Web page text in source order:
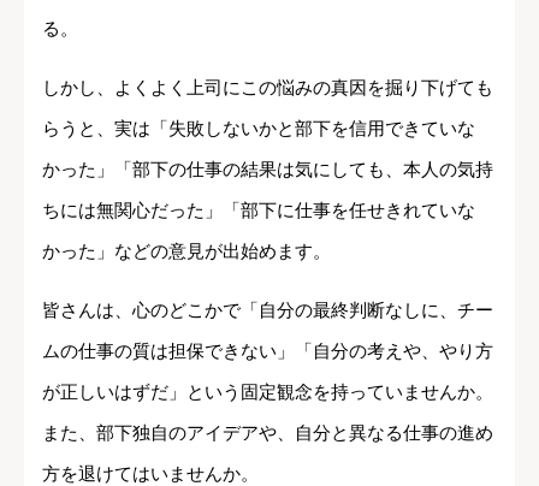
る。
しかし、よくよく上司にこの悩みの真因を掘り下げても
らうと、実は「失敗しないかと部下を信用できていな
かった」「部下の仕事の結果は気にしても、本人の気持
ちには無関心だった」「部下に仕事を任せきれていな
かった」などの意見が出始めます。
皆さんは、心のどこかで「自分の最終判断なしに、チー
ムの仕事の質は担保できない」「自分の考えや、やり方
が正しいはずだ」という固定観念を持っていませんか。
また、部下独自のアイデアや、自分と異なる仕事の進め
方を退けてはいませんか。